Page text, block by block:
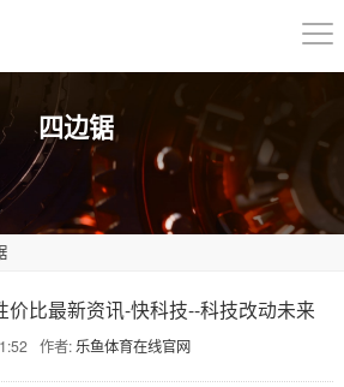
四边锯
价比最新资讯-快科技--科技改动未来
作者: 乐鱼体育在线官网